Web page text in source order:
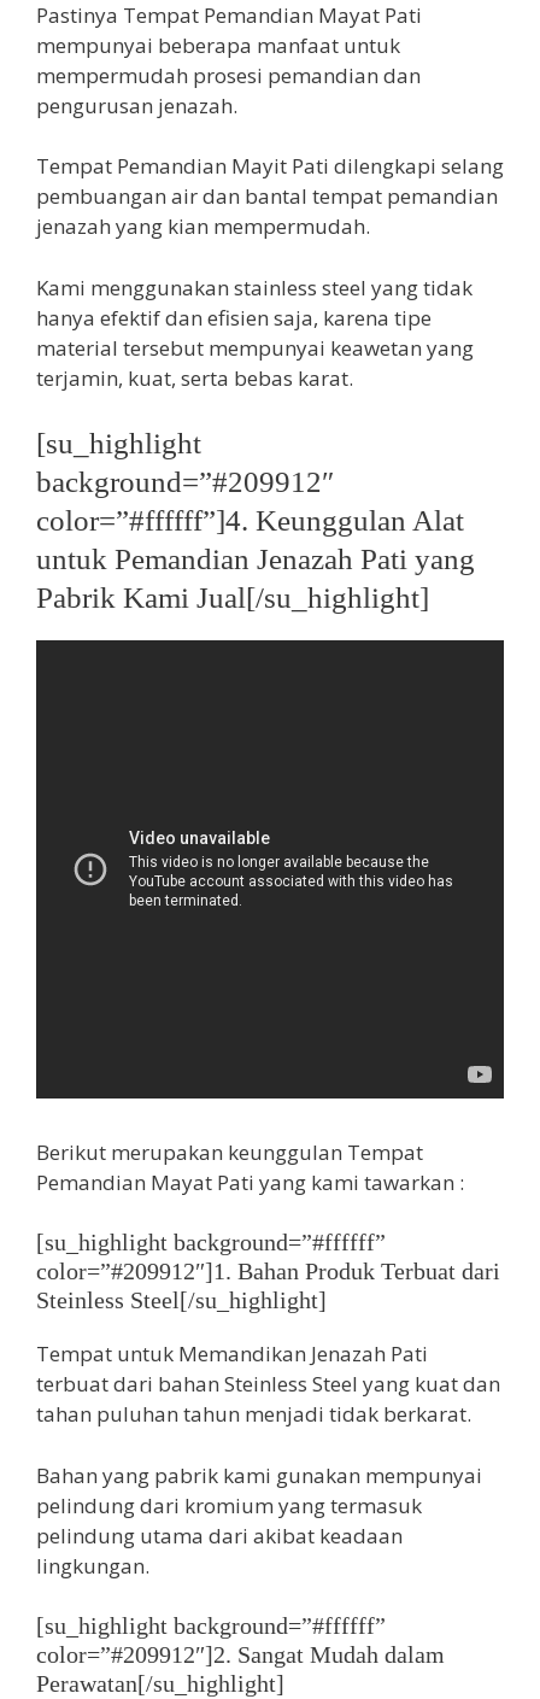
Pastinya Tempat Pemandian Mayat Pati
mempunyai beberapa manfaat untuk
mempermudah prosesi pemandian dan
pengurusan jenazah.
Tempat Pemandian Mayit Pati dilengkapi selang
pembuangan air dan bantal tempat pemandian
jenazah yang kian mempermudah.
Kami menggunakan stainless steel yang tidak
hanya efektif dan efisien saja, karena tipe
material tersebut mempunyai keawetan yang
terjamin, kuat, serta bebas karat.
[su_highlight
background=”#209912″
color=”#ffffff”]4. Keunggulan Alat
untuk Pemandian Jenazah Pati yang
Pabrik Kami Jual[/su_highlight]
Berikut merupakan keunggulan Tempat
Pemandian Mayat Pati yang kami tawarkan :
[su_highlight background=”#ffffff”
color=”#209912″]1. Bahan Produk Terbuat dari
Steinless Steel[/su_highlight]
Tempat untuk Memandikan Jenazah Pati
terbuat dari bahan Steinless Steel yang kuat dan
tahan puluhan tahun menjadi tidak berkarat.
Bahan yang pabrik kami gunakan mempunyai
pelindung dari kromium yang termasuk
pelindung utama dari akibat keadaan
lingkungan.
[su_highlight background=”#ffffff”
color=”#209912″]2. Sangat Mudah dalam
Perawatan[/su_highlight]